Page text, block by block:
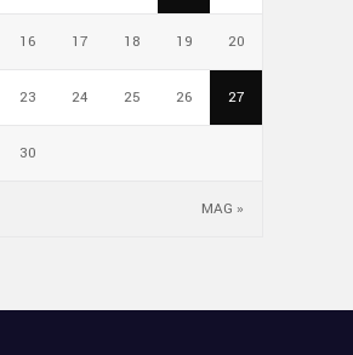
MAG »
16 17 18 19 20
23 24 25 26 27
30